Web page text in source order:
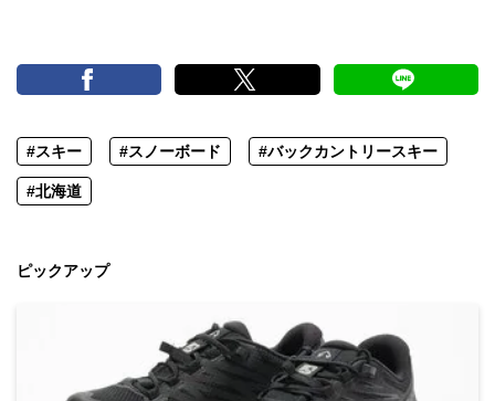
#スキー #スノーボード #バックカントリースキー
#北海道
ピックアップ